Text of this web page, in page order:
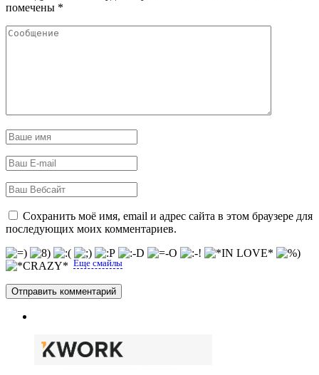
помечены *
Сохранить моё имя, email и адрес сайта в этом браузере для
последующих моих комментариев.
Еще смайлы